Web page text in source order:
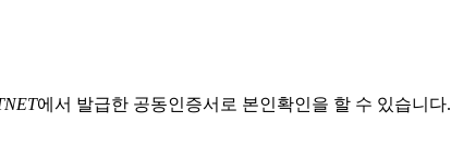
에서 발급한 공동인증서로 본인확인을 할 수 있습니다.